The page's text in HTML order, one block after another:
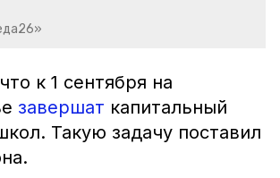
к 1 сентября на
завершат капитальный
Такую задачу поставил